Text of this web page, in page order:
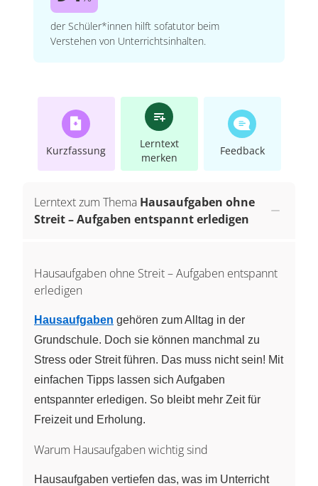
der Schüler*innen hilft sofatutor beim
Verstehen von Unterrichtsinhalten.
Kurzfassung
Lerntext
merken
Feedback
Lerntext zum Thema Hausaufgaben ohne
Streit – Aufgaben entspannt erledigen
Hausaufgaben ohne Streit – Aufgaben entspannt
erledigen
Hausaufgaben gehören zum Alltag in der
Grundschule. Doch sie können manchmal zu
Stress oder Streit führen. Das muss nicht sein! Mit
einfachen Tipps lassen sich Aufgaben
entspannter erledigen. So bleibt mehr Zeit für
Freizeit und Erholung.
Warum Hausaufgaben wichtig sind
Hausaufgaben vertiefen das, was im Unterricht